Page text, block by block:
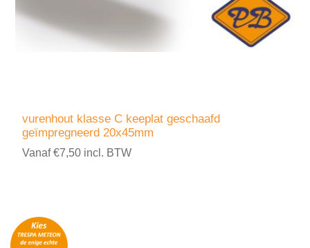
vurenhout klasse C keeplat geschaafd
geïmpregneerd 20x45mm
Vanaf €7,50 incl. BTW